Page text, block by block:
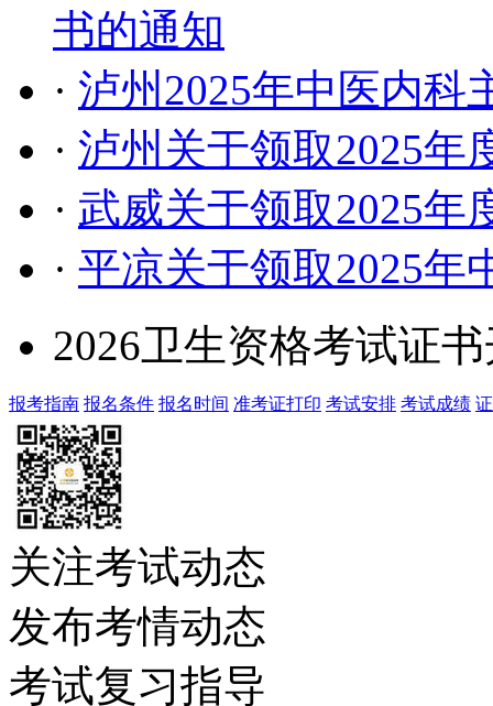
书的通知
· 泸州2025年中医内科
· 泸州关于领取2025年
· 武威关于领取2025年
· 平凉关于领取2025年
2026卫生资格考试证
报考指南 报名条件 报名时间 准考证打印 考试安排 考试成绩
关注考试动态
发布考情动态
考试复习指导